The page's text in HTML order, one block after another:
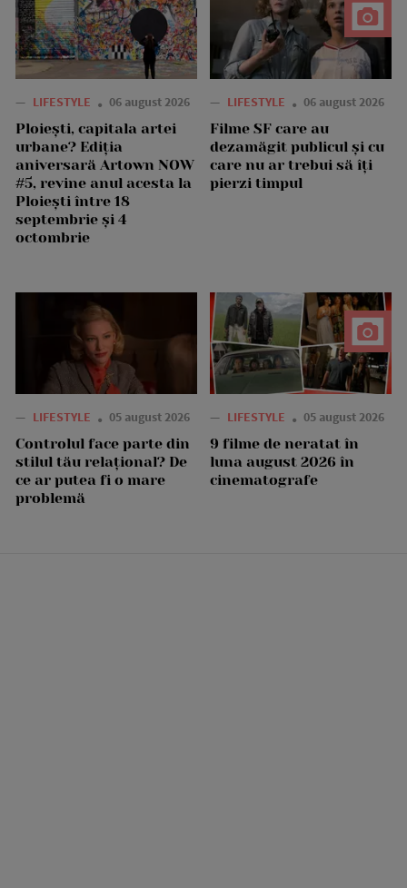
— LIFESTYLE 06 august 2026
Ploiești, capitala artei
urbane? Ediția
aniversară Artown NOW
#5, revine anul acesta la
Ploiești între 18
septembrie și 4
octombrie
— LIFESTYLE 06 august 2026
Filme SF care au
dezamăgit publicul și cu
care nu ar trebui să îți
pierzi timpul
— LIFESTYLE 05 august 2026
Controlul face parte din
stilul tău relațional? De
ce ar putea fi o mare
problemă
— LIFESTYLE 05 august 2026
9 filme de neratat în
luna august 2026 în
cinematografe